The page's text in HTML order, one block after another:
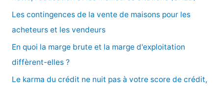
Les contingences de la vente de maisons pour les
acheteurs et les vendeurs
En quoi la marge brute et la marge d'exploitation
diffèrent-elles ?
Le karma du crédit ne nuit pas à votre score de crédit,